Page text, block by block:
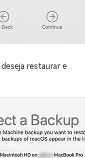
restaurar e